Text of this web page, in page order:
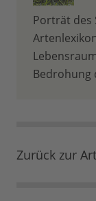
Porträt des
Bedrohung
Zurück zur